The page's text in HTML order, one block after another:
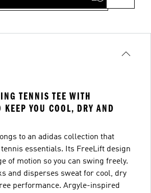
TENNIS TEE WITH
KEEP YOU COOL, DRY AND
to an adidas collection that
essentials. Its FreeLift design
of motion so you can swing freely.
and disperses sweat for cool, dry
performance. Argyle-inspired